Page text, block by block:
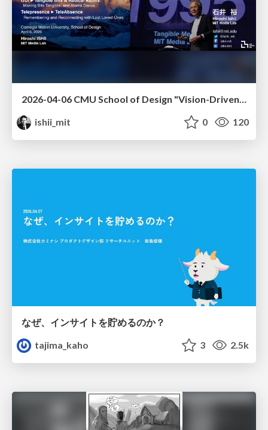
2026-04-06 CMU School of Design "Vision-Driven Design"
ishii_mit
0 120
なぜ、インサイトを貯めるのか？
tajima_kaho
3 2.5k